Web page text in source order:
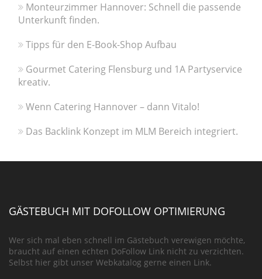
Monteurzimmer Hannover: Schnell die passende
Unterkunft finden.
Tipps für den E-Book-Shop Aufbau
Gourmet Catering Flensburg und 1A Partyservice
kreativ.
Wenn Catering Hannover – dann Vitalo!
Das Backlink Konzept im MLM Bereich integriert.
GÄSTEBUCH MIT DOFOLLOW OPTIMIERUNG
Wer sich mal eben schnell im Gästebuch verewigen möchte,
braucht auf einen echten DoFollow Link nicht zu verzichten.
Selbst hier gibt unser Webkatalog gerne einen Link.